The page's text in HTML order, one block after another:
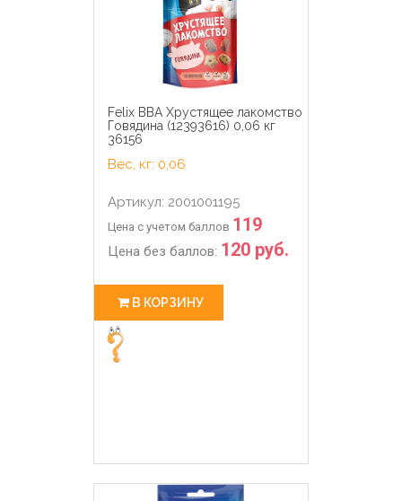
Felix ВВА Хрустящее лакомство
Говядина (12393616) 0,06 кг
36156
Вес, кг: 0,06
Артикул: 2001001195
Цена с учетом баллов 119
Цена без баллов: 120 руб.
В КОРЗИНУ